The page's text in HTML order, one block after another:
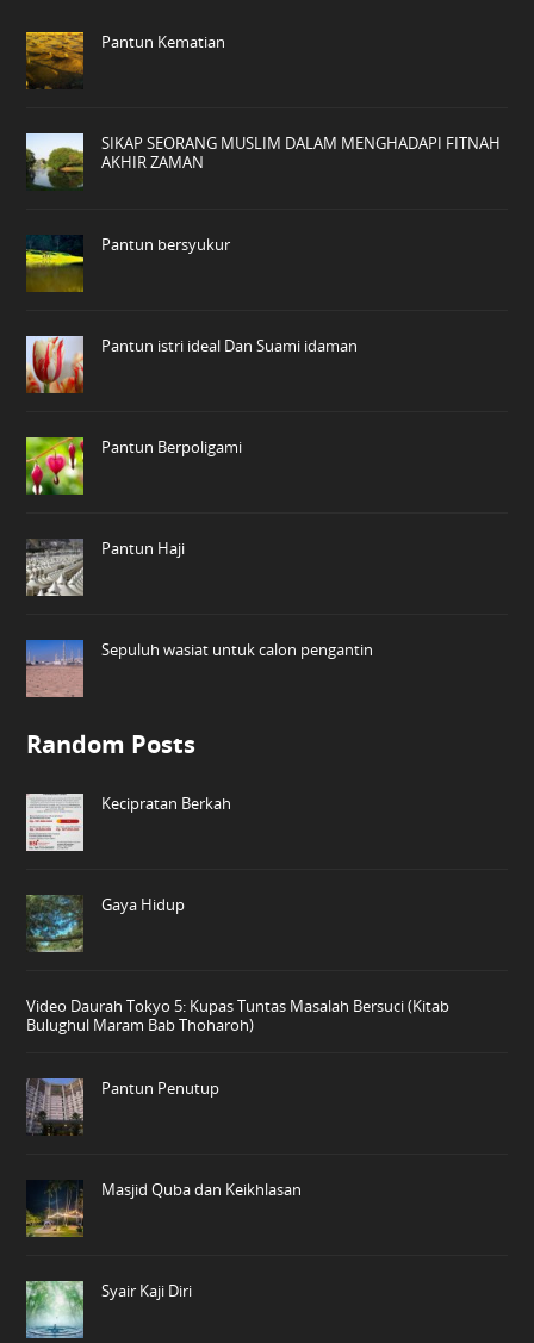
Pantun Kematian
SIKAP SEORANG MUSLIM DALAM MENGHADAPI FITNAH
AKHIR ZAMAN
Pantun bersyukur
Pantun istri ideal Dan Suami idaman
Pantun Berpoligami
Pantun Haji
Sepuluh wasiat untuk calon pengantin
Random Posts
Kecipratan Berkah
Gaya Hidup
Video Daurah Tokyo 5: Kupas Tuntas Masalah Bersuci (Kitab
Bulughul Maram Bab Thoharoh)
Pantun Penutup
Masjid Quba dan Keikhlasan
Syair Kaji Diri